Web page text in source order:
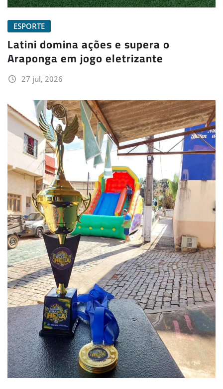
ESPORTE
Latini domina ações e supera o
Araponga em jogo eletrizante
27 jul, 2026